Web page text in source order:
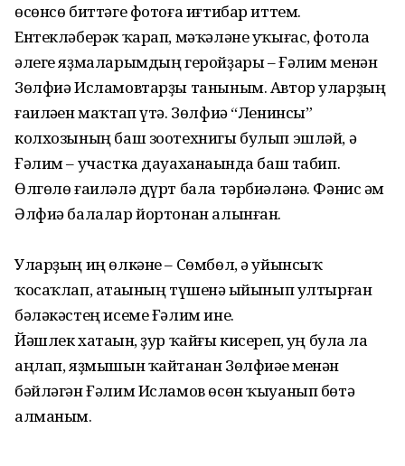
өсөнсө биттәге фотоға иғтибар иттем.
Ентекләберәк ҡарап, мәҡәләне уҡығас, фотола
әлеге яҙмаларымдың геройҙары – Ғәлим менән
Зөлфиә Исламовтарҙы таныным. Автор уларҙың
ғаиләһен маҡтап үтә. Зөлфиә “Ленинсы”
колхозының баш зоотехнигы булып эшләй, ә
Ғәлим – участка дауаханаһында баш табип.
Өлгөлө ғаиләлә дүрт бала тәрбиәләнә. Фәнис һәм
Әлфиә балалар йортонан алынған.
Уларҙың иң өлкәне – Сөмбөл, ә уйынсыҡ
ҡосаҡлап, атаһының түшенә һыйынып ултырған
бәләкәстең исеме Ғәлим ине.
Йәшлек хатаһын, ҙур ҡайғы кисереп, һуң булһа ла
аңлап, яҙмышын ҡайтанан Зөлфиәһе менән
бәйләгән Ғәлим Исламов өсөн ҡыуанып бөтә
алманым.